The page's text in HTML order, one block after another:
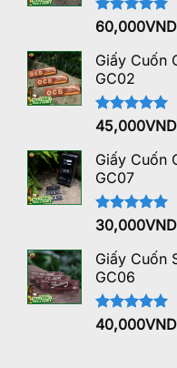
Được xếp
hạng
5 sao
60,000VND
Giấy Cuốn
GC02
Được xếp
hạng
5 sao
45,000VND
Giấy Cuốn
GC07
Được xếp
hạng
5 sao
30,000VND
Giấy Cuốn
GC06
Được xếp
hạng
40,000VND